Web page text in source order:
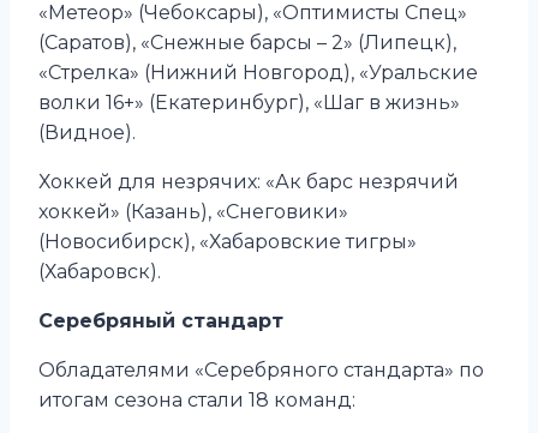
«Метеор» (Чебоксары), «Оптимисты Спец»
(Саратов), «Снежные барсы – 2» (Липецк),
«Стрелка» (Нижний Новгород), «Уральские
волки 16+» (Екатеринбург), «Шаг в жизнь»
(Видное).
Хоккей для незрячих: «Ак барс незрячий
хоккей» (Казань), «Снеговики»
(Новосибирск), «Хабаровские тигры»
(Хабаровск).
Серебряный стандарт
Обладателями «Серебряного стандарта» по
итогам сезона стали 18 команд: